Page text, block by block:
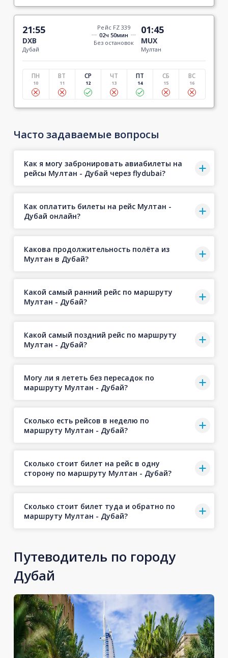
21:55
DXB
Дубай
Рейс FZ 339
02ч 50мин
Без остановок
01:45
MUX
Мултан
ПН
10
ВТ
11
СР
12
ЧТ
13
ПТ
14
СБ
15
ВС
16
Часто задаваемые вопросы
Как я могу забронировать авиабилеты на
рейсы Мултан - Дубай через flydubai?
Как оплатить билеты на рейс Мултан -
Дубай онлайн?
Какова продолжительность полёта из
Мултан в Дубай?
Какой самый ранний рейс по маршруту
Мултан - Дубай?
Какой самый поздний рейс по маршруту
Мултан - Дубай?
Могу ли я лететь без пересадок по
маршруту Мултан - Дубай?
Сколько есть рейсов в неделю по
маршруту Мултан - Дубай?
Сколько стоит билет на рейс в одну
сторону по маршруту Мултан - Дубай?
Сколько стоит билет туда и обратно по
маршруту Мултан - Дубай?
Путеводитель по городу
Дубай